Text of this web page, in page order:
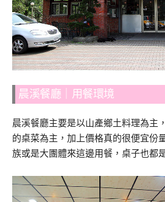
晨溪餐廳｜用餐環境
晨溪餐廳主要是以山產鄉土料理為主
的桌菜為主，加上價格真的很便宜份
族或是大團體來這邊用餐，桌子也都